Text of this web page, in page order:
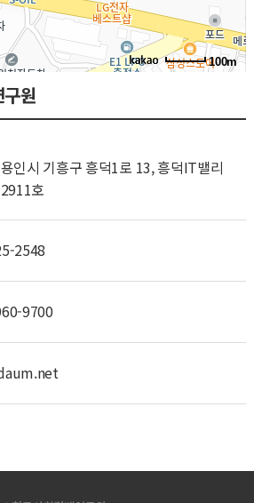
100m
원
인시 기흥구 흥덕1로 13, 흥덕IT밸리
호
2548
9700